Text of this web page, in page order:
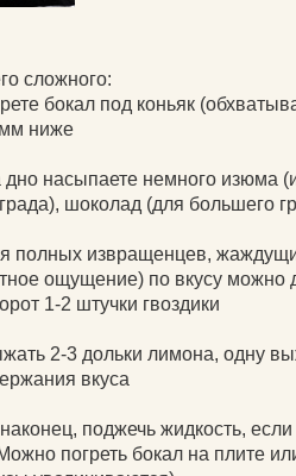
сложного:
бокал под коньяк
ниже
дно насыпаете немного изюма
шоколад (для большего
полных извращенцев,
ощущение) по вкусу можно
1-2 штучки гвоздики
2-3 дольки лимона, одну
вкуса
поджечь жидкость,
погреть бокал на плите